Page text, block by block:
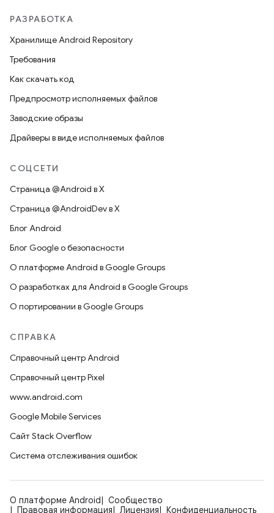
РАЗРАБОТКА
Хранилище Android Repository
Требования
Как скачать код
Предпросмотр исполняемых файлов
Заводские образы
Драйверы в виде исполняемых файлов
СОЦСЕТИ
Страница @Android в X
Страница @AndroidDev в X
Блог Android
Блог Google о безопасности
О платформе Android в Google Groups
О разработках для Android в Google Groups
О портировании в Google Groups
СПРАВКА
Справочный центр Android
Справочный центр Pixel
www.android.com
Google Mobile Services
Сайт Stack Overflow
Система отслеживания ошибок
О платформе Android
Сообщество
Правовая информация
Лицензия Конфиденциальность